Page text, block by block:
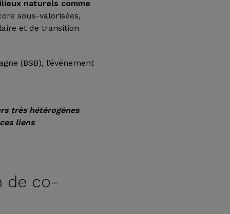
naturels comme
sous-valorisées,
et de transition
(BSB), l’événement
très hétérogènes
liens
de co-